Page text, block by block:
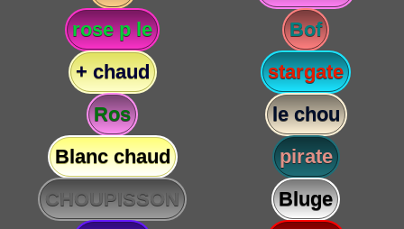
rose p le
Bof
+ chaud
stargate
Ros
le chou
Blanc chaud
pirate
CHOUPISSON
Bluge